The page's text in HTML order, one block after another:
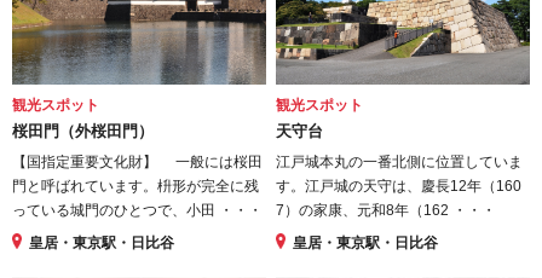
観光スポット
桜田門（外桜田門）
【国指定重要文化財】 一般には桜田
門と呼ばれています。枡形が完全に残
っている城門のひとつで、小田 ・・・
皇居・東京駅・日比谷
観光スポット
天守台
江戸城本丸の一番北側に位置していま
す。江戸城の天守は、慶長12年（160
7）の家康、元和8年（162 ・・・
皇居・東京駅・日比谷